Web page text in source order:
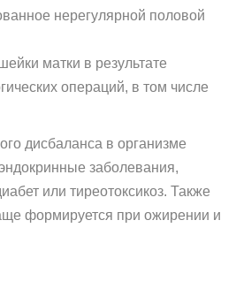
нерегулярной половой
матки в результате
операций, в том числе
дисбаланса в организме
заболевания,
или тиреотоксикоз. Также
формируется при ожирении и